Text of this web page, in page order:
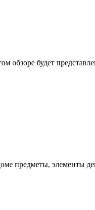
будет
предметы, элементы